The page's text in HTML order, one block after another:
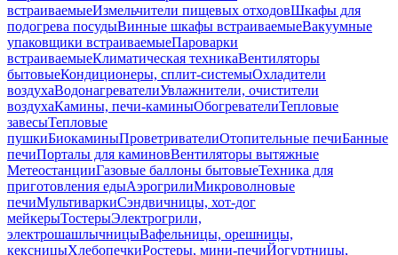
встраиваемыеИзмельчители пищевых отходовШкафы для
подогрева посудыВинные шкафы встраиваемыеВакуумные
упаковщики встраиваемыеПароварки
встраиваемыеКлиматическая техникаВентиляторы
бытовыеКондиционеры, сплит-системыОхладители
воздухаВодонагревателиУвлажнители, очистители
воздухаКамины, печи-каминыОбогревателиТепловые
завесыТепловые
пушкиБиокаминыПроветривателиОтопительные печиБанные
печиПорталы для каминовВентиляторы вытяжные
МетеостанцииГазовые баллоны бытовыеТехника для
приготовления едыАэрогрилиМикроволновые
печиМультиваркиСэндвичницы, хот-дог
мейкерыТостерыЭлектрогрили,
электрошашлычницыВафельницы, орешницы,
кексницыХлебопечкиРостеры, мини-печиЙогуртницы,